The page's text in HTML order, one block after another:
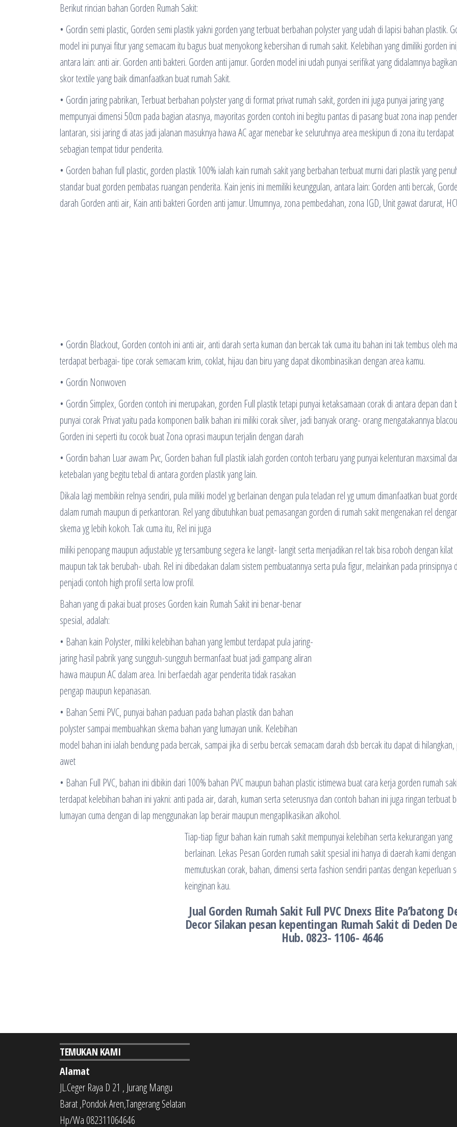
Berikut rincian bahan Gorden Rumah Sakit:
• Gordin semi plastic, Gorden semi plastik yakni gorden yang terbuat berbahan polyster yang udah di lapisi bahan plastik.
model ini punyai fitur yang semacam itu bagus buat menyokong kebersihan di rumah sakit. Kelebihan yang dimiliki gorden
antara lain: anti air. Gorden anti bakteri. Gorden anti jamur. Gorden model ini udah punyai serifikat yang didalamnya
skor textile yang baik dimanfaatkan buat rumah Sakit.
• Gordin jaring pabrikan, Terbuat berbahan polyster yang di format privat rumah sakit, gorden ini juga punyai jaring yang
mempunyai dimensi 50cm pada bagian atasnya, mayoritas gorden contoh ini begitu pantas di pasang buat zona inap
lantaran, sisi jaring di atas jadi jalanan masuknya hawa AC agar menebar ke seluruhnya area meskipun di zona itu terdapat
sebagian tempat tidur penderita.
• Gorden bahan full plastic, gorden plastik 100% ialah kain rumah sakit yang berbahan terbuat murni dari plastik yang
standar buat gorden pembatas ruangan penderita. Kain jenis ini memiliki keunggulan, antara lain: Gorden anti bercak,
darah Gorden anti air, Kain anti bakteri Gorden anti jamur. Umumnya, zona pembedahan, zona IGD, Unit gawat darurat,
• Gordin Blackout, Gorden contoh ini anti air, anti darah serta kuman dan bercak tak cuma itu bahan ini tak tembus oleh
terdapat berbagai- tipe corak semacam krim, coklat, hijau dan biru yang dapat dikombinasikan dengan area kamu.
• Gordin Nonwoven
• Gordin Simplex, Gorden contoh ini merupakan, gorden Full plastik tetapi punyai ketaksamaan corak di antara depan dan
punyai corak Privat yaitu pada komponen balik bahan ini miliki corak silver, jadi banyak orang- orang mengatakannya
Gorden ini seperti itu cocok buat Zona oprasi maupun terjalin dengan darah
• Gordin bahan Luar awam Pvc, Gorden bahan full plastik ialah gorden contoh terbaru yang punyai kelenturan maxsimal
ketebalan yang begitu tebal di antara gorden plastik yang lain.
Dikala lagi membikin relnya sendiri, pula miliki model yg berlainan dengan pula teladan rel yg umum dimanfaatkan buat
dalam rumah maupun di perkantoran. Rel yang dibutuhkan buat pemasangan gorden di rumah sakit mengenakan rel
skema yg lebih kokoh. Tak cuma itu, Rel ini juga
miliki penopang maupun adjustable yg tersambung segera ke langit- langit serta menjadikan rel tak bisa roboh dengan kilat
maupun tak tak berubah- ubah. Rel ini dibedakan dalam sistem pembuatannya serta pula figur, melainkan pada prinsipnya
penjadi contoh high profil serta low profil.
Bahan yang di pakai buat proses Gorden kain Rumah Sakit ini benar-benar
spesial, adalah:
• Bahan kain Polyster, miliki kelebihan bahan yang lembut terdapat pula jaring-
jaring hasil pabrik yang sungguh-sungguh bermanfaat buat jadi gampang aliran
hawa maupun AC dalam area. Ini berfaedah agar penderita tidak rasakan
pengap maupun kepanasan.
• Bahan Semi PVC, punyai bahan paduan pada bahan plastik dan bahan
polyster sampai membuahkan skema bahan yang lumayan unik. Kelebihan
model bahan ini ialah bendung pada bercak, sampai jika di serbu bercak semacam darah dsb bercak itu dapat di hilangkan,
awet
• Bahan Full PVC, bahan ini dibikin dari 100% bahan PVC maupun bahan plastic istimewa buat cara kerja gorden rumah
terdapat kelebihan bahan ini yakni: anti pada air, darah, kuman serta seterusnya dan contoh bahan ini juga ringan terbuat
lumayan cuma dengan di lap menggunakan lap berair maupun mengaplikasikan alkohol.
Tiap-tiap figur bahan kain rumah sakit mempunyai kelebihan serta kekurangan yang
berlainan. Lekas Pesan Gorden rumah sakit spesial ini hanya di daerah kami dengan
memutuskan corak, bahan, dimensi serta fashion sendiri pantas dengan keperluan
keinginan kau.
Jual Gorden Rumah Sakit Full PVC Dnexs Elite Pa’batong
DecorSilakan pesan kepentingan Rumah Sakit di Deden
Hub. 0823- 1106- 4646
TEMUKAN KAMI
Alamat
JL.Ceger Raya D 21 , Jurang Mangu
Barat ,Pondok Aren,Tangerang Selatan
Hp/Wa 082311064646